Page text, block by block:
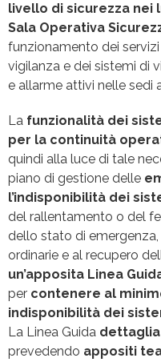
livello di sicurezza nei
Sala Operativa
funzionamento dei
vigilanza e dei sistemi di
e allarme attivi nelle sedi
La funzionalità dei
per la continuità
quindi alla luce di tale
piano di gestione delle
l’indisponibilità dei
del rallentamento o del
dello stato di
ordinarie e al recupero
un’apposita Linea
per contenere al
indisponibilità dei
La Linea Guida
prevedendo appositi